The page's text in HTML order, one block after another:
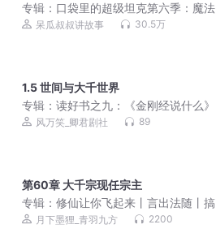
专辑： 口袋里的超级坦克第六季：魔法
奇旅呆瓜叔叔讲故事 30.5万
1.5 世间与大千世界
专辑：读好书之九：《金刚经说什么》
风万笑_卿君剧社 89
第60章 大千宗现任宗主
专辑：修仙让你飞起来丨言出法随丨搞
笑古风玄幻丨鸡飞狗跳修仙丨多人有声
月下墨狸_青羽九方 2200